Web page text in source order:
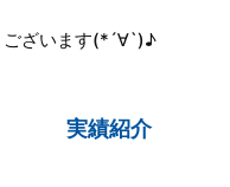
ございます(*´∀`)♪
実績紹介